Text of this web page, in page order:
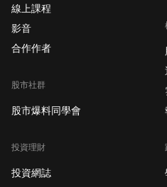
線上課程
影音
合作作者
股市社群
股市爆料同學會
投資理財
投資網誌